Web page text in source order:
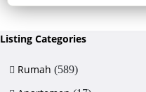
listrik 5500 watt, air artetis.
Listing Categories
Rumah (589)